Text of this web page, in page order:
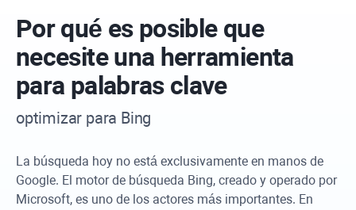
Por qué es posible que
necesite una herramienta
para palabras clave
optimizar para Bing
La búsqueda hoy no está exclusivamente en manos de
Google. El motor de búsqueda Bing, creado y operado por
Microsoft, es uno de los actores más importantes. En